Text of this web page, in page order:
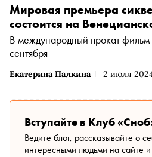
Екатерина Палкина 2 июля
Мировая премьера
состоится на
В международный прокат
сентября
Вступайте в Клуб
Ведите блог, рассказывайте о
интересными людьми на сайте